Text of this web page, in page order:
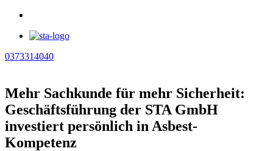
0373314040
Mehr Sachkunde für mehr Sicherheit:
Geschäftsführung der STA GmbH
investiert persönlich in Asbest-
Kompetenz